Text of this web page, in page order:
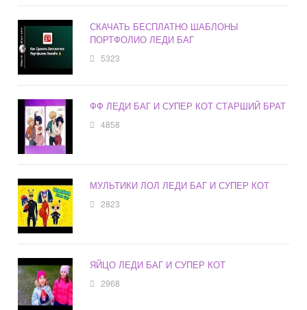
СКАЧАТЬ БЕСПЛАТНО ШАБЛОНЫ
ПОРТФОЛИО ЛЕДИ БАГ
5323
ФФ ЛЕДИ БАГ И СУПЕР КОТ СТАРШИЙ БРАТ
4858
МУЛЬТИКИ ЛОЛ ЛЕДИ БАГ И СУПЕР КОТ
2823
ЯЙЦО ЛЕДИ БАГ И СУПЕР КОТ
2968